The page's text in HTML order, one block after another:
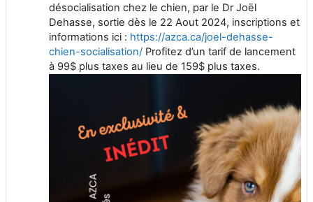
désocialisation chez le chien, par le Dr Joël
Dehasse, sortie dès le 22 Aout 2024, inscriptions et
informations ici : https://azca.ca/joel-dehasse-
chien-socialisation/ Profitez d’un tarif de lancement
à 99$ plus taxes au lieu de 159$ plus taxes.